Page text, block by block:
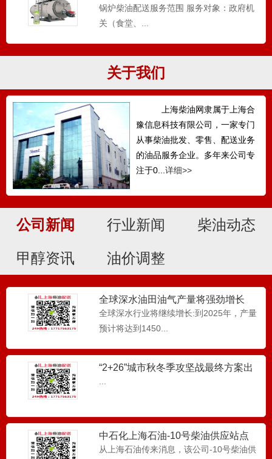
发-工厂柴油配送
锅炉柴油配送服务范围 服务对象：政府机
关（食堂、...
关于我们
上海柴油网隶属于上海合
豫信息科技有限公司，一家专门
从事柴油批发、零售、配送业务
的油品服务企业。多年来公司专
注于0... 详细>>
公司新闻 行业新闻 柴油动态
甲醇资讯 油价调整
全球深水油田油气产量将强劲增长
全球深水行业将继续增长:到2025年，产量
预计将达到1450...
“2+26”城市秋冬季攻坚战最终方案出
中石化上海石油-10号柴油供应站点
从上海石油传来消息，该公司-10号柴油供
0号柴油_燃烧锅炉_设备应用
油锅炉等企业单位配送0...
上海柴油配送，0号柴油主要应用于柴油发
电机组等供电设备...